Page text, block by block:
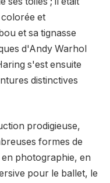
et
et sa tignasse
d'Andy Warhol
s'est ensuite
distinctives
prodigieuse,
formes de
photographie, en
pour le ballet, le